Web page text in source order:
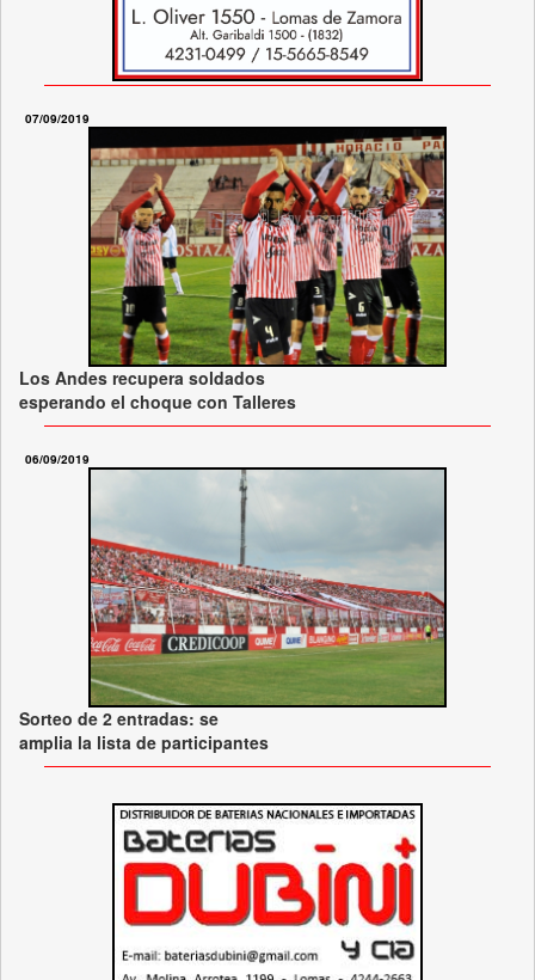
07/09/2019
Los Andes recupera soldados
esperando el choque con Talleres
06/09/2019
Sorteo de 2 entradas: se
amplia la lista de participantes